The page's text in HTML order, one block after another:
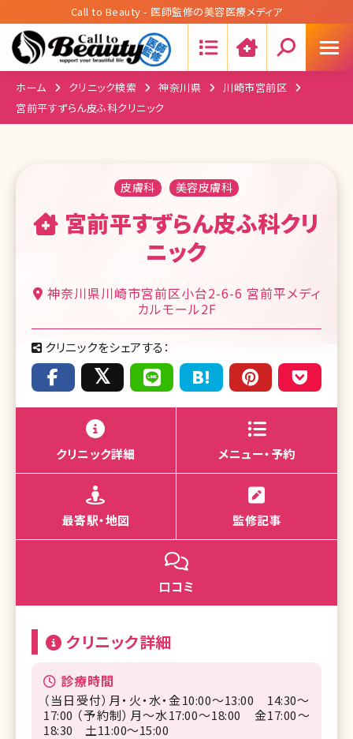
Call to Beauty - 医師監修の美容医療メディア
ホーム クリニック検索 神奈川県
川崎市宮前区
宮前平すずらん皮ふ科クリニック
皮膚科 美容皮膚科
宮前平すずらん皮ふ科クリ
ニック
神奈川県川崎市宮前区小台2-6-6 宮前平メディ
カルモール2F
クリニックをシェアする：
クリニック詳細 メニュー・予約
最寄駅・地図 監修記事
口コミ
クリニック詳細
診療時間
（当日受付）月・火・水・金10:00～13:00 14:30～
17:00 （予約制）月〜水17:00～18:00 金17:00～
18:30 土11:00～15:00